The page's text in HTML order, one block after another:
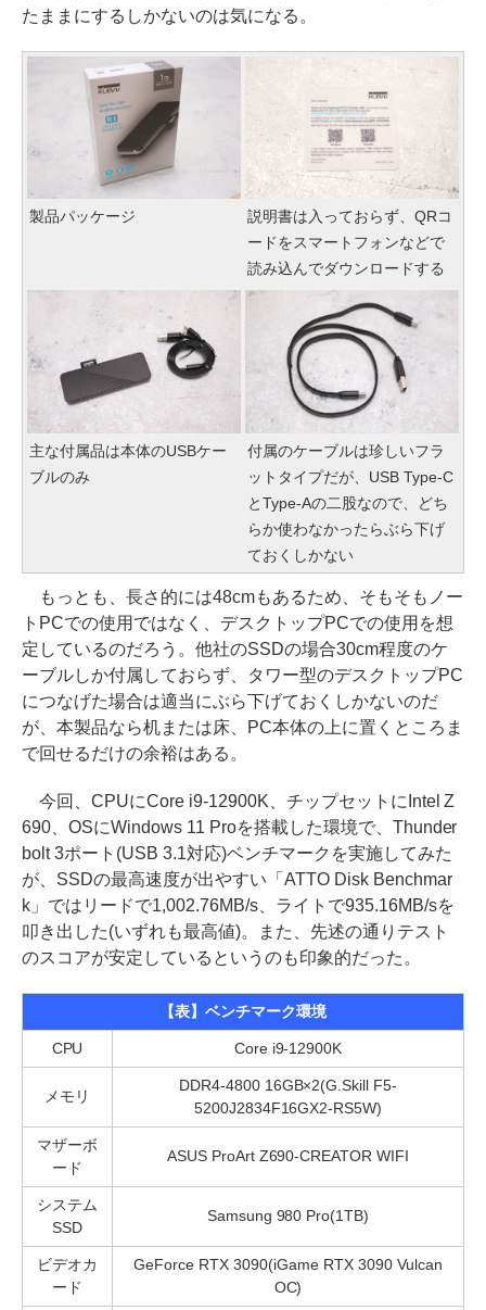
たままにするしかないのは気になる。
製品パッケージ
説明書は入っておらず、QRコ
ードをスマートフォンなどで
読み込んでダウンロードする
主な付属品は本体のUSBケー
ブルのみ
付属のケーブルは珍しいフラ
ットタイプだが、USB Type-C
とType-Aの二股なので、どち
らか使わなかったらぶら下げ
ておくしかない
もっとも、長さ的には48cmもあるため、そもそもノー
トPCでの使用ではなく、デスクトップPCでの使用を想
定しているのだろう。他社のSSDの場合30cm程度のケ
ーブルしか付属しておらず、タワー型のデスクトップPC
につなげた場合は適当にぶら下げておくしかないのだ
が、本製品なら机または床、PC本体の上に置くところま
で回せるだけの余裕はある。
今回、CPUにCore i9-12900K、チップセットにIntel Z
690、OSにWindows 11 Proを搭載した環境で、Thunder
bolt 3ポート(USB 3.1対応)ベンチマークを実施してみた
が、SSDの最高速度が出やすい「ATTO Disk Benchmar
k」ではリードで1,002.76MB/s、ライトで935.16MB/sを
叩き出した(いずれも最高値)。また、先述の通りテスト
のスコアが安定しているというのも印象的だった。
【表】ベンチマーク環境
CPU Core i9-12900K
メモリ
DDR4-4800 16GB×2(G.Skill F5-
5200J2834F16GX2-RS5W)
マザーボ
ード
ASUS ProArt Z690-CREATOR WIFI
システム
SSD
Samsung 980 Pro(1TB)
ビデオカ
ード
GeForce RTX 3090(iGame RTX 3090 Vulcan
OC)